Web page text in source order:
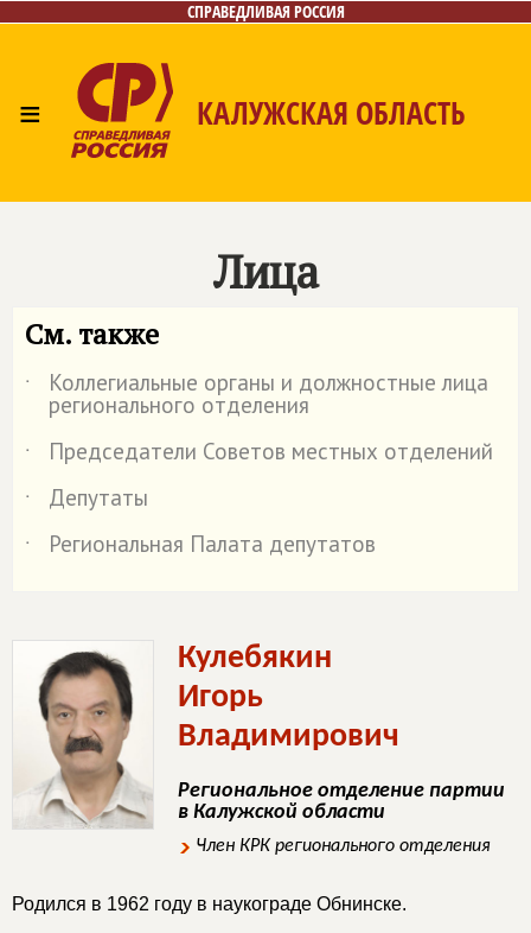
СПРАВЕДЛИВАЯ РОССИЯ
≡ КАЛУЖСКАЯ ОБЛАСТЬ
Контакты
Лица
См. также
˙ Коллегиальные органы и должностные лица
регионального отделения
˙
Председатели Советов местных отделений
˙
Депутаты
˙
Региональная Палата депутатов
Кулебякин
Игорь
Владимирович
Региональное отделение партии
в Калужской области
Член КРК регионального отделения
Родился в 1962 году в наукограде Обнинске.